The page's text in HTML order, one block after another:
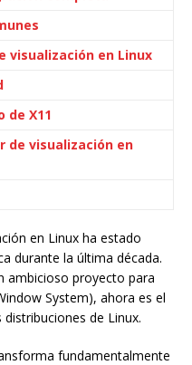
visualización en Linux
de X11
de visualización en
en Linux ha estado
durante la última década.
ambicioso proyecto para
System), ahora es el
de Linux.
fundamentalmente